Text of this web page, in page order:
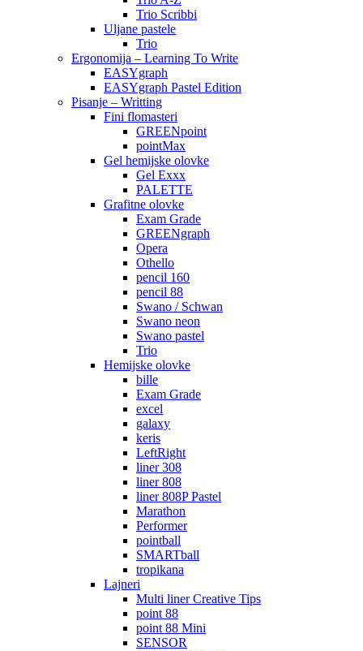
Trio Scribbi
Uljane pastele
Trio
Ergonomija – Learning To Write
EASYgraph
EASYgraph Pastel Edition
Pisanje – Writting
Fini flomasteri
GREENpoint
pointMax
Gel hemijske olovke
Gel Exxx
PALETTE
Grafitne olovke
Exam Grade
GREENgraph
Opera
Othello
pencil 160
pencil 88
Swano / Schwan
Swano neon
Swano pastel
Trio
Hemijske olovke
bille
Exam Grade
excel
galaxy
keris
LeftRight
liner 308
liner 808
liner 808P Pastel
Marathon
Performer
pointball
SMARTball
tropikana
Lajneri
Multi liner Creative Tips
point 88
point 88 Mini
SENSOR